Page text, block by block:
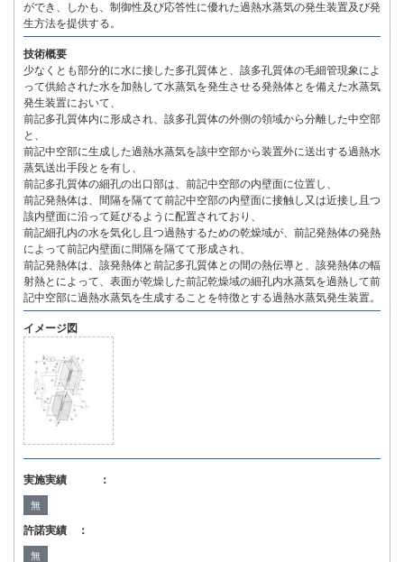
ができ、しかも、制御性及び応答性に優れた過熱水蒸気の発生装置及び発
生方法を提供する。
技術概要
少なくとも部分的に水に接した多孔質体と、該多孔質体の毛細管現象によ
って供給された水を加熱して水蒸気を発生させる発熱体とを備えた水蒸気
発生装置において、
前記多孔質体内に形成され、該多孔質体の外側の領域から分離した中空部
と、
前記中空部に生成した過熱水蒸気を該中空部から装置外に送出する過熱水
蒸気送出手段とを有し、
前記多孔質体の細孔の出口部は、前記中空部の内壁面に位置し、
前記発熱体は、間隔を隔てて前記中空部の内壁面に接触し又は近接し且つ
該内壁面に沿って延びるように配置されており、
前記細孔内の水を気化し且つ過熱するための乾燥域が、前記発熱体の発熱
によって前記内壁面に間隔を隔てて形成され、
前記発熱体は、該発熱体と前記多孔質体との間の熱伝導と、該発熱体の輻
射熱とによって、表面が乾燥した前記乾燥域の細孔内水蒸気を過熱して前
記中空部に過熱水蒸気を生成することを特徴とする過熱水蒸気発生装置。
イメージ図
実施実績 ：
無
許諾実績 ：
無